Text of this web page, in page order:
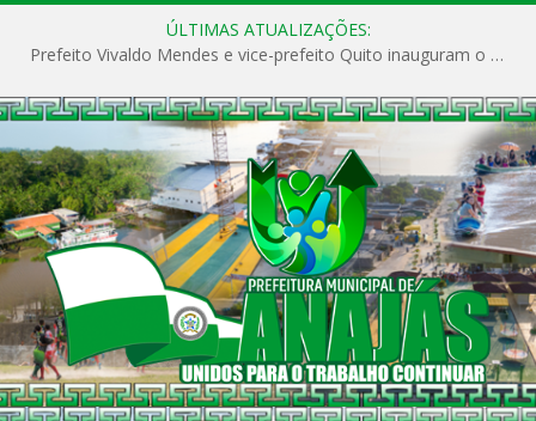
ÚLTIMAS ATUALIZAÇÕES:
Prefeito Vivaldo Mendes e vice-prefeito Quito inauguram o CAPS e fortalecem a saúde pública em Anajás.